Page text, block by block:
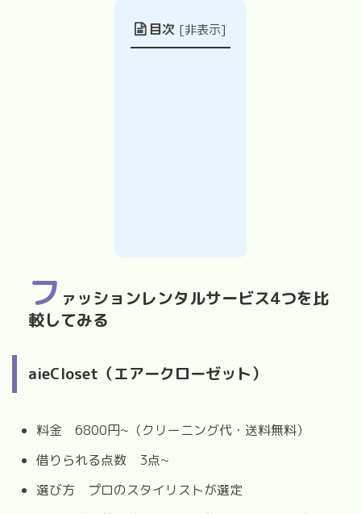
目次 [非表示]
フ ァッションレンタルサービス4つを比
較してみる
aieCloset（エアークローゼット）
料金 6800円~（クリーニング代・送料無料）
借りられる点数 3点~
選び方 プロのスタイリストが選定